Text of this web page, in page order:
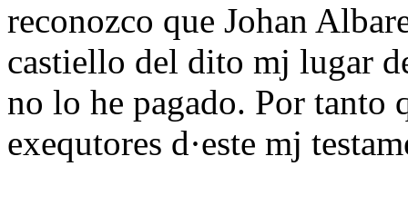
reconozco que Johan
castiello del dito mj lugar
no lo he pagado. Por tanto
exequtores d·este mj